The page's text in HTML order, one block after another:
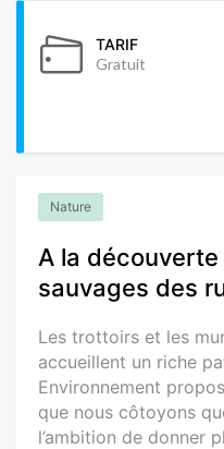
TARIF
Gratuit
Nature
A la
sauvages des
Les trottoirs et les
accueillent un riche
Environnement
que nous côtoyons
l’ambition de donner